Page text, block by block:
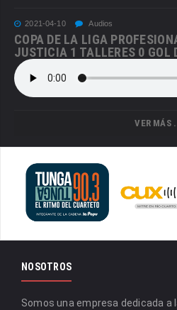
2021-04-10 Audios
COPA DE LA LIGA
JUSTICIA 1 TALLERES 0 GOL
VER MÁS
NOSOTROS
Somos una empresa dedicada a